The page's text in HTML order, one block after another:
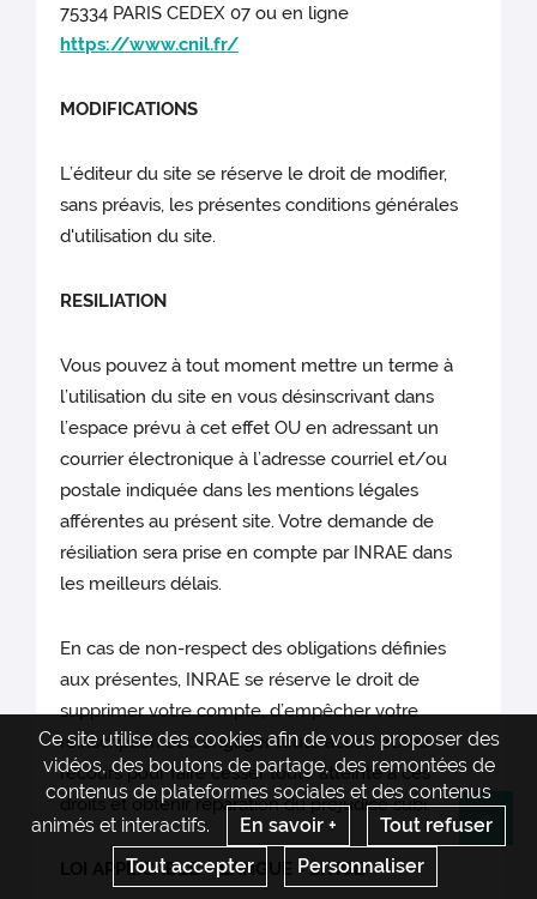
75334 PARIS CEDEX 07 ou en ligne
https://www.cnil.fr/
MODIFICATIONS
L’éditeur du sitese réserve le droit de modifier,
sans préavis, les présentes conditions générales
d'utilisation du site.
RESILIATION
Vous pouvez à tout moment mettre un terme à
l’utilisation du site en vous désinscrivant dans
l’espace prévu à cet effet OU en adressant un
courrier électronique à l’adresse courriel et/ou
postale indiquée dans les mentions légales
afférentes au présent site. Votre demande de
résiliation sera prise en compte par INRAE dans
les meilleurs délais.
En cas de non-respect des obligations définies
aux présentes, INRAE se réserve le droit de
supprimer votre compte, d’empêcher votre
réinscription et d’engager toute action et/ou
recours pour faire cesser toute atteinte à ces
droits et obtenir réparation du préjudice subi.
LOI APPLICABLE – LANGUE - LITIGE
Ce site utilise des cookies afin de vous proposer des
vidéos, des boutons de partage, des remontées de
contenus de plateformes sociales et des contenus
animés et interactifs.
En savoir +
Tout refuser
Tout accepter
Personnaliser